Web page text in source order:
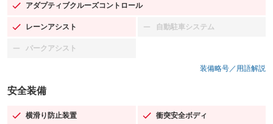
アダプティブクルーズコントロール
：装備あり
レーンアシスト
：装備あり 自動駐車システム
：装備なし
パークアシスト
：装備なし
装備略号／用語解説
安全装備
横滑り防止装置
：装備あり 衝突安全ボディ
：装備あり